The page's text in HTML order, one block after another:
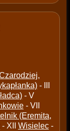
- III
- V
- VII
(Eremita,
- XII Wisielec-